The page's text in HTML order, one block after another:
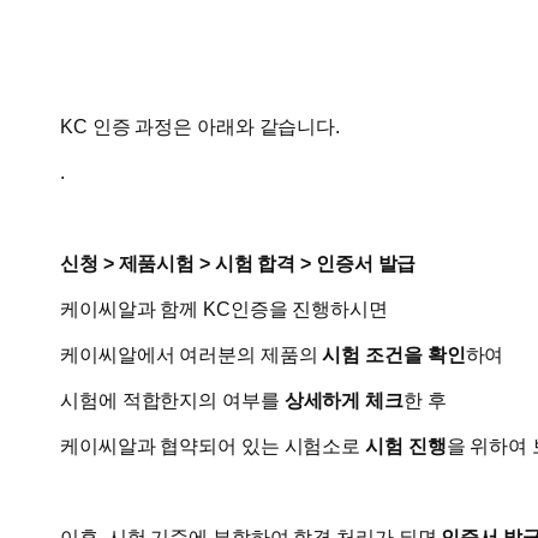
KC 인증 과정은 아래와 같습니다.
.
신청 > 제품시험 > 시험 합격 > 인증서 발급
케이씨알과 함께 KC인증을 진행하시면
​케이씨알에서 여러분의 제품의시험 조건을 확인하여
시험에 적합한지의 여부를 상세하게 체크한 후
케이씨알과 협약되어 있는 시험소로시험 진행을 위하여